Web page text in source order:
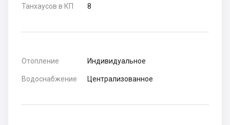
Танхаусов в КП 8
Отопление Индивидуальное
Водоснабжение Централизованное